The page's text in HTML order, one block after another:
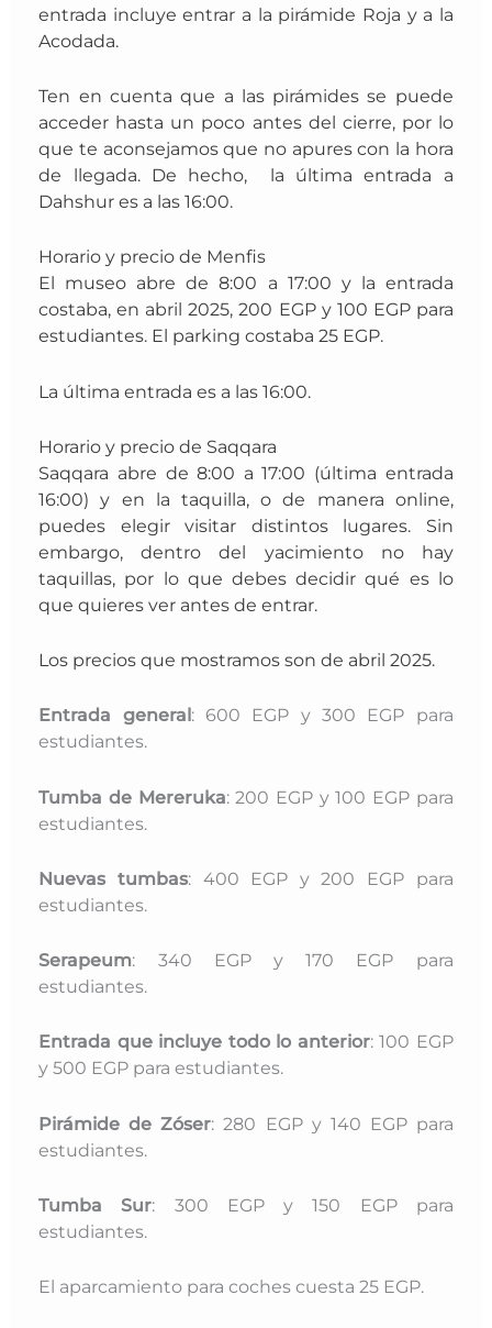
entrada incluye entrar a la pirámide Roja y a la
Acodada.
Ten en cuenta que a las pirámides se puede
acceder hasta un poco antes del cierre, por lo
que te aconsejamos que no apures con la hora
de llegada. De hecho, la última entrada a
Dahshur es a las 16:00.
Horario y precio de Menfis
El museo abre de 8:00 a 17:00 y la entrada
costaba, en abril 2025, 200 EGP y 100 EGP para
estudiantes. El parking costaba 25 EGP.
La última entrada es a las 16:00.
Horario y precio de Saqqara
Saqqara abre de 8:00 a 17:00 (última entrada
16:00) y en la taquilla, o de manera online,
puedes elegir visitar distintos lugares. Sin
embargo,dentro del yacimiento no hay
taquillas, por lo que debes decidir qué es lo
que quieres ver antes de entrar.
Los precios que mostramos son de abril 2025.
Entrada general: 600 EGP y 300 EGP para
estudiantes.
Tumba de Mereruka: 200 EGP y 100 EGP para
estudiantes.
Nuevas tumbas: 400 EGP y 200 EGP para
estudiantes.
Serapeum: 340 EGP y 170 EGP para
estudiantes.
Entrada que incluye todo lo anterior: 100 EGP
y 500 EGP para estudiantes.
Pirámide de Zóser: 280 EGP y 140 EGP para
estudiantes.
Tumba Sur: 300 EGP y 150 EGP para
estudiantes.
El aparcamiento para coches cuesta 25 EGP.